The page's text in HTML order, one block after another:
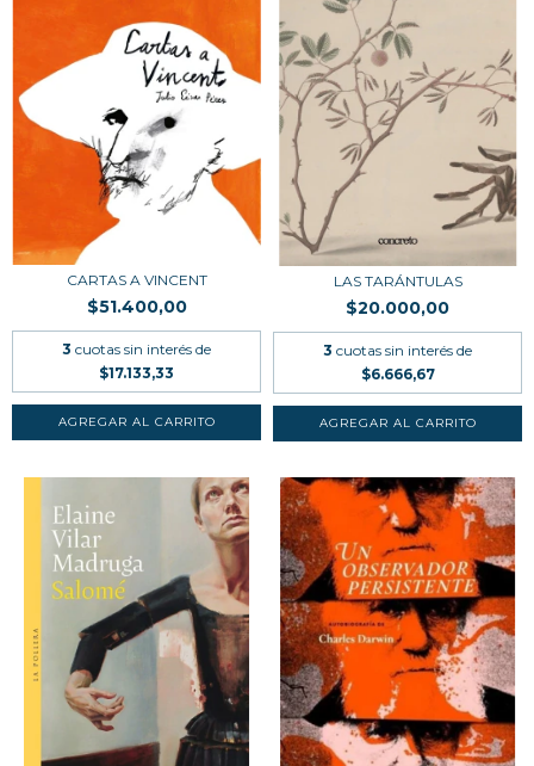
CARTAS A VINCENT
$51.400,00
3 cuotas sin interés de
$17.133,33
LAS TARÁNTULAS
$20.000,00
3 cuotas sin interés de
$6.666,67